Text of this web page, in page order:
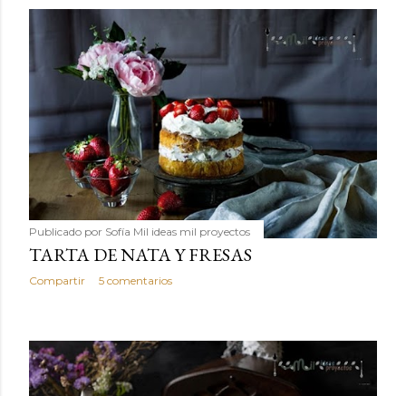
Publicado por Sofía Mil ideas mil proyectos
TARTA DE NATA Y FRESAS
Compartir 5 comentarios